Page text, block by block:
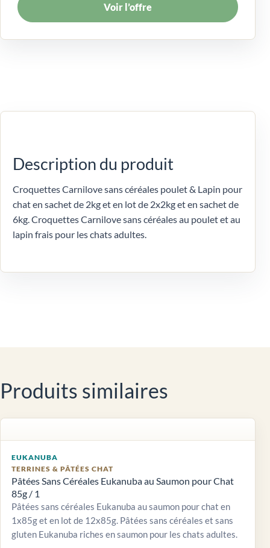
Voir l’offre
Description du produit
Croquettes Carnilove sans céréales poulet & Lapin pour
chat en sachet de 2kg et en lot de 2x2kg et en sachet de
6kg. Croquettes Carnilove sans céréales au poulet et au
lapin frais pour les chats adultes.
Produits similaires
EUKANUBA
TERRINES & PÂTÉES CHAT
Pâtées Sans Céréales Eukanuba au Saumon pour Chat
85g / 1
Pâtées sans céréales Eukanuba au saumon pour chat en
1x85g et en lot de 12x85g. Pâtées sans céréales et sans
gluten Eukanuba riches en saumon pour les chats adultes.